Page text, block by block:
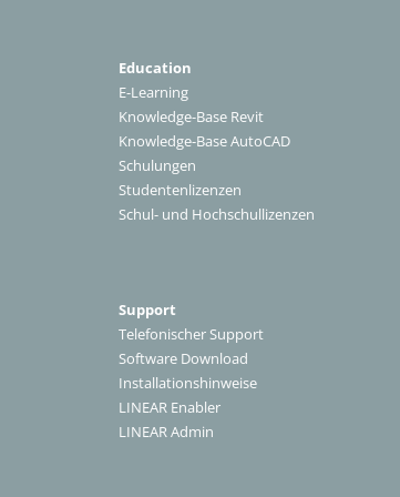
Education
E-Learning
Knowledge-Base Revit
Knowledge-Base AutoCAD
Schulungen
Studentenlizenzen
Schul- und Hochschullizenzen
Support
Telefonischer Support
Software Download
Installationshinweise
LINEAR Enabler
LINEAR Admin